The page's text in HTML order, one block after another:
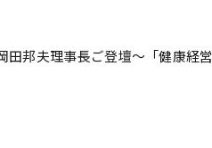
田邦夫理事長ご登壇～「健康経営